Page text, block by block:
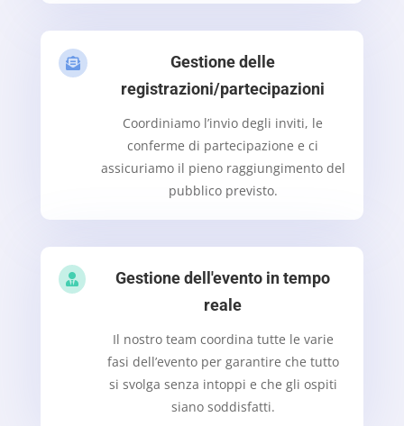

Gestione delle
registrazioni/partecipazioni
Coordiniamo l’invio degli inviti, le
conferme di partecipazione e ci
assicuriamo il pieno raggiungimento del
pubblico previsto.

Gestione dell'evento in tempo
reale
Il nostro team coordina tutte le varie
fasi dell’evento per garantire che tutto
si svolga senza intoppi e che gli ospiti
siano soddisfatti.